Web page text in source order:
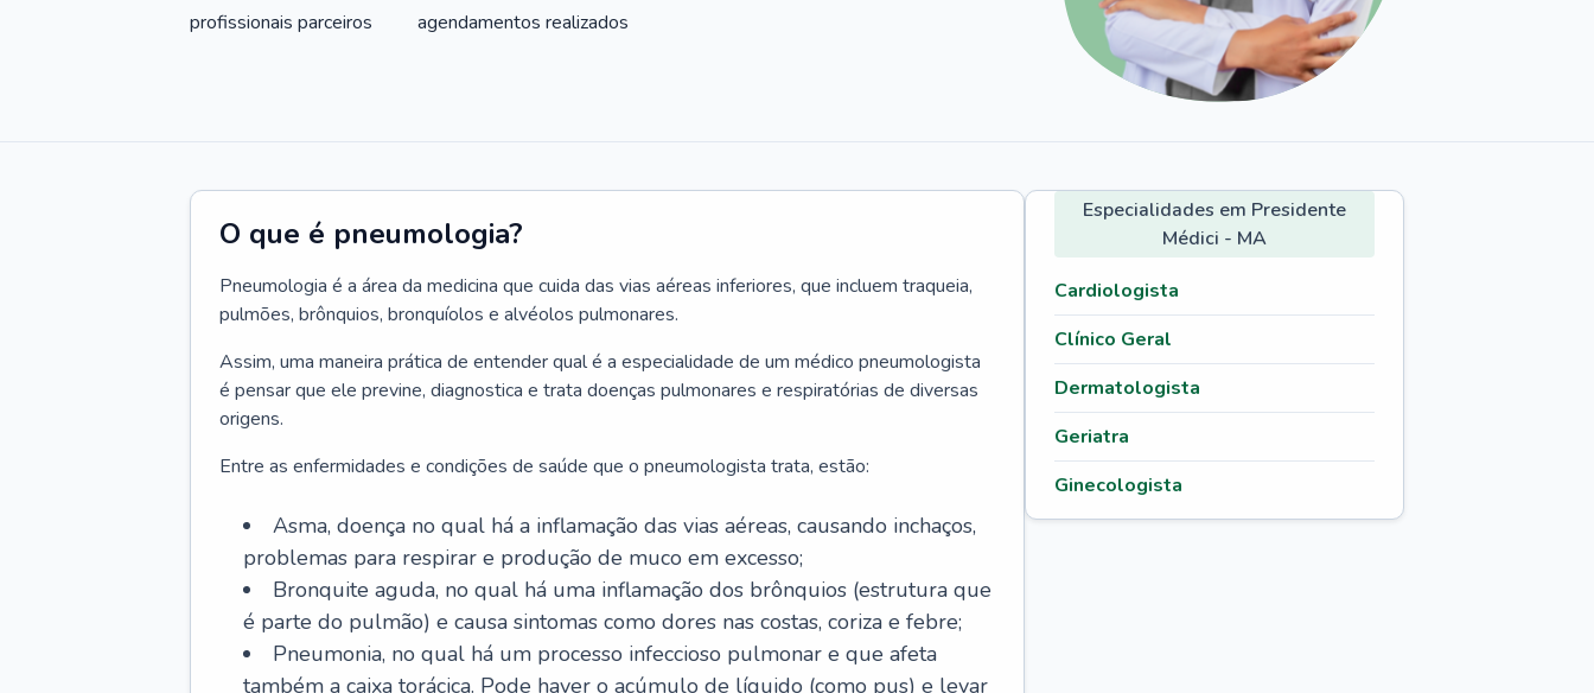
profissionais parceiros agendamentos realizados
O que é pneumologia?
Pneumologia é a área da medicina que cuida das vias aéreas inferiores, que incluem traqueia,
pulmões, brônquios, bronquíolos e alvéolos pulmonares.
Assim, uma maneira prática de entender qual é a especialidade de um médico pneumologista
é pensar que ele previne, diagnostica e trata doenças pulmonares e respiratórias de diversas
origens.
Entre as enfermidades e condições de saúde que o pneumologista trata, estão:
Asma, doença no qual há a inflamação das vias aéreas, causando inchaços,
problemas para respirar e produção de muco em excesso;
Bronquite aguda, no qual há uma inflamação dos brônquios (estrutura que
é parte do pulmão) e causa sintomas como dores nas costas, coriza e febre;
Pneumonia, no qual há um processo infeccioso pulmonar e que afeta
também a caixa torácica. Pode haver o acúmulo de líquido (como pus) e levar
Especialidades em Presidente
Médici - MA
Cardiologista
Clínico Geral
Dermatologista
Geriatra
Ginecologista